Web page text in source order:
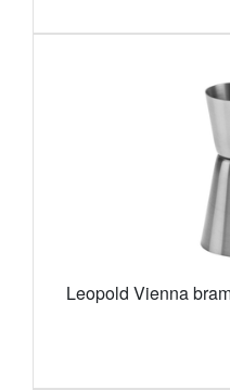
Leopold Vienna